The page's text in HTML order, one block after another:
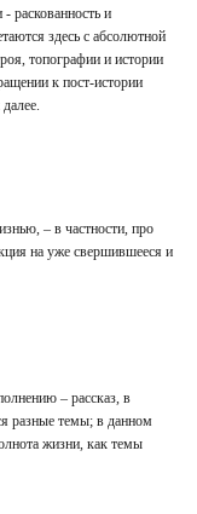
раскованность и
здесь с абсолютной
топографии и истории
к пост-истории
– в частности, про
на уже свершившееся и
– рассказ, в
разные темы; в данном
жизни, как темы